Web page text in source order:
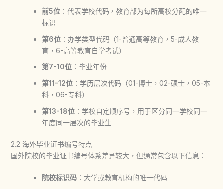
前5位：代表学校代码，教育部为每所高校分配的唯一
标识
第6位：办学类型代码（1-普通高等教育，5-成人教
育，6-高等教育自学考试）
第7-10位：毕业年份
第11-12位：学历层次代码（01-博士，02-硕士，05-本
科，06-专科）
第13-18位：学校自定顺序号，用于区分同一学校同一
年度同一层次的毕业生
2.2 海外毕业证书编号特点
国外院校的毕业证书编号体系差异较大，但通常包含以下信息：
院校标识码：大学或教育机构的唯一代码